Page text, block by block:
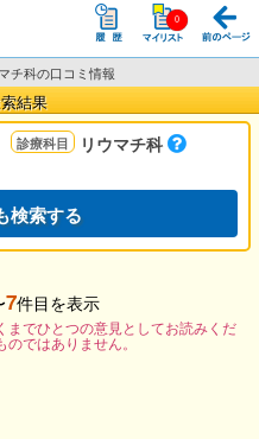
チ科の口コミ情報
結果
リウマチ科
検索する
7件目を表示
までひとつの意見としてお読みくだ
のではありません。